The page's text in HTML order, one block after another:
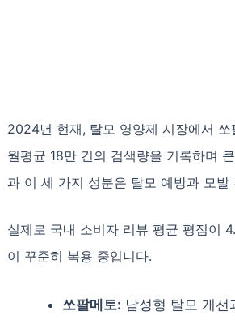
2024년 현재, 탈모 영양제 시장에서
월평균 18만 건의 검색량을 기록하며
과 이 세 가지 성분은 탈모 예방과 모
실제로 국내 소비자 리뷰 평균 평점이
이 꾸준히 복용 중입니다.
쏘팔메토: 남성형 탈모 개